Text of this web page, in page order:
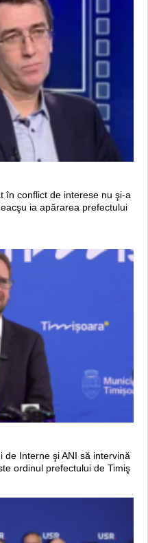
în conflict de interese nu şi-a
ia apărarea prefectului
de Interne şi ANI să intervină
ordinul prefectului de Timiş